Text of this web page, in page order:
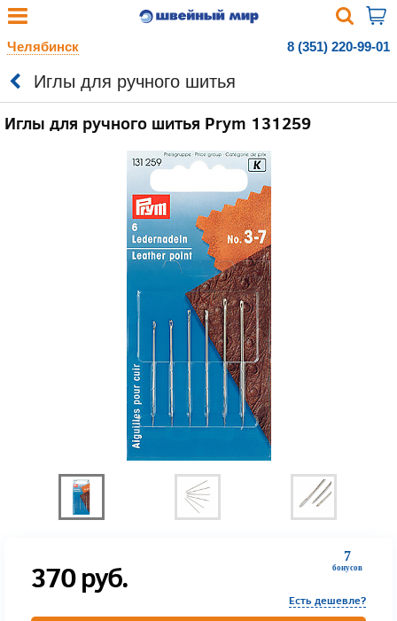
Челябинск 8 (351) 220-99-01
Иглы для ручного шитья
Иглы для ручного шитья Prym 131259
7
бонусов
370руб.
Есть дешевле?